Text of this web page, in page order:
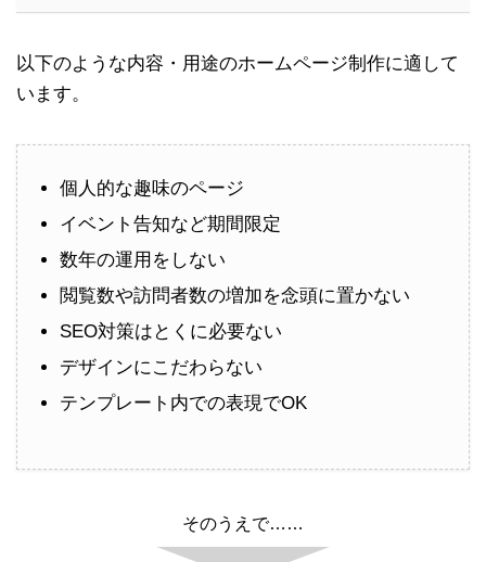
以下のような内容・用途のホームページ制作に適して
います。
個人的な趣味のページ
イベント告知など期間限定
数年の運用をしない
閲覧数や訪問者数の増加を念頭に置かない
SEO対策はとくに必要ない
デザインにこだわらない
テンプレート内での表現でOK
そのうえで……